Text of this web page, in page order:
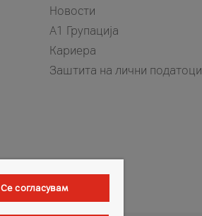
Новости
А1 Групација
Кариера
Заштита на лични податоци
Се согласувам